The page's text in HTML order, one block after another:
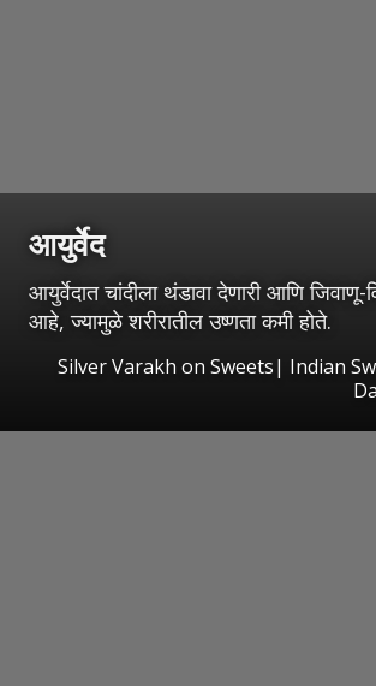
आयुर्वेद
आयुर्वेदात चांदीला थंडावा देणारी आणि जिवाणू-
आहे, ज्यामुळे शरीरातील उष्णता कमी होते.
Silver Varakh on Sweets| Indian